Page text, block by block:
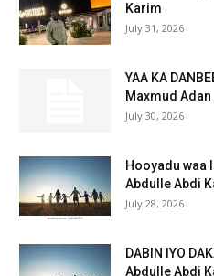
Karim
July 31, 2026
YAA KA
Maxmud
July 30, 2026
Hooyadu waa
Abdulle Abdi
July 28, 2026
DABIN IYO
Abdulle Abdi